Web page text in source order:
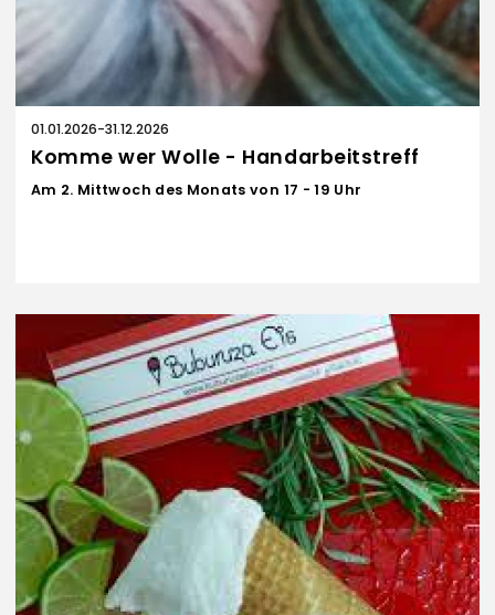
e
n
01.01.2026-31.12.2026
Komme wer Wolle - Handarbeitstreff
Am 2. Mittwoch des Monats von 17 - 19 Uhr